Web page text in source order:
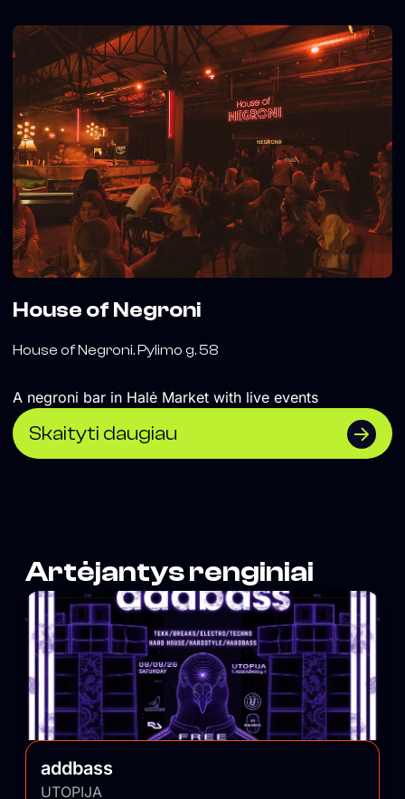
House of Negroni
House of Negroni. Pylimo g. 58
A negroni bar in Halė Market with live events
Skaityti daugiau
Artėjantys renginiai
addbass
UTOPIJA